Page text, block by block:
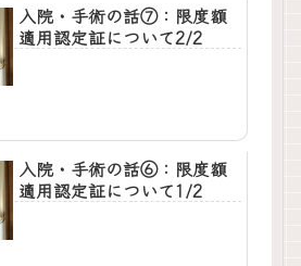
入院・手術の話⑦：限度額
適用認定証について2/2
入院・手術の話⑥：限度額
適用認定証について1/2